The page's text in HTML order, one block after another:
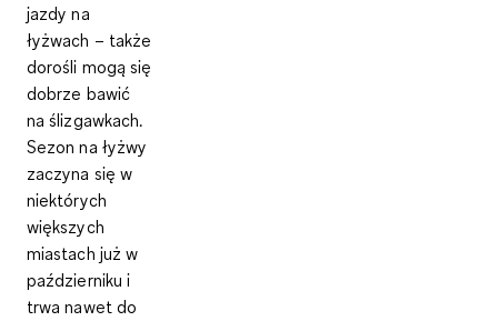
jazdy na
łyżwach – także
dorośli mogą się
dobrze bawić
na ślizgawkach.
Sezon na łyżwy
zaczyna się w
niektórych
większych
miastach już w
październiku i
trwa nawet do